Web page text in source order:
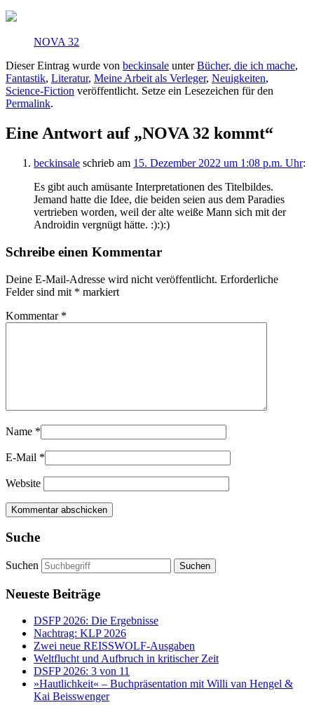
NOVA 32
Dieser Eintrag wurde von beckinsale unterBücher, die ich mache,
Fantastik, Literatur, Meine Arbeit als Verleger, Neuigkeiten,
Science-Fiction veröffentlicht. Setze ein Lesezeichen für den
Permalink.
Eine Antwort auf „NOVA 32 kommt“
beckinsale schrieb am 15. Dezember 2022 um 1:08 p.m. Uhr:
Es gibt auch amüsante Interpretationen des Titelbildes.
Jemand hatte die Idee, die beiden seien aus dem Paradies
vertrieben worden, weil der alte weiße Mann sich mit der
Androidin vergnügt hätte. :):):)
Schreibe einen Kommentar
Deine E-Mail-Adresse wird nicht veröffentlicht. Erforderliche
Felder sind mit * markiert
Kommentar *
Name *
E-Mail *
Website
Suche
Suchen
Neueste Beiträge
DSFP 2026: Die Ergebnisse
Nachtrag: KLP 2026
Zwei neue REISSWOLF-Ausgaben
Weltflucht und Aufbruch in kritischer Zeit
DSFP 2026: 3 von 11
»Hautlichkeit« – Buchpräsentation mit Willi van Hengel &
Kai Beisswenger